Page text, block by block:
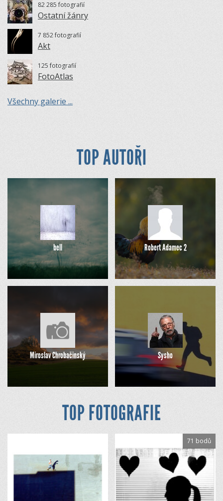
82 285 fotografií
Ostatní žánry
7 852 fotografií
Akt
125 fotografií
FotoAtlas
Všechny galerie ...
TOP AUTOŘI
bell Robert Adamec 2
Miroslav Chrobačinský Sysho
TOP FOTOGRAFIE
71 bodů